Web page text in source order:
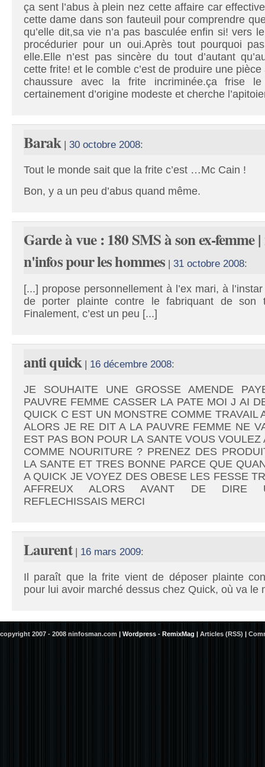
ça sent l’abus à plein nez cette affaire car
cette dame dans son fauteuil pour comprendre
qu’elle dit,sa vie n’a pas basculée enfin si! vers
procédurier pour un oui.Après tout pourquoi
elle.Elle n’est pas sincère du tout d’autant
cette frite! et le comble c’est de produire une
chaussure avec la frite incriminée.ça frise
certainement d’origine modeste et cherche
Barak |30 octobre 2008:
Tout le monde sait que la frite c’est …Mc Cain !
Bon, y a un peu d’abus quand même.
Garde à vue : 180 SMS à son ex-femme
n'infos pour les hommes |31 octobre 2008:
[...] propose personnellement à l’ex mari, à
de porter plainte contre le fabriquant de son
Finalement, c’est un peu [...]
anti quick| 16 décembre 2008:
JE SOUHAITE UNE GROSSE AMENDE
PAUVRE FEMME CASSER LA PATE MOI J AI
QUICK C EST UN MONSTRE COMME TRAVAIL
ALORS JE RE DIT A LA PAUVRE FEMME NE
EST PAS BON POUR LA SANTE VOUS VOULEZ
COMME NOURITURE ? PRENEZ DES
LA SANTE ET TRES BONNE PARCE QUE
A QUICK JE VOYEZ DES OBESE LES FESSE
AFFREUX ALORS AVANT DE DIRE
REFLECHISSAIS MERCI
Laurent| 16 mars 2009:
Il paraît que la frite vient de déposer plainte
pour lui avoir marché dessus chez Quick, où va le
copyright 2007 - 2008 ninfosman.com | Wordpress - RemixMag | Articles (RSS) |